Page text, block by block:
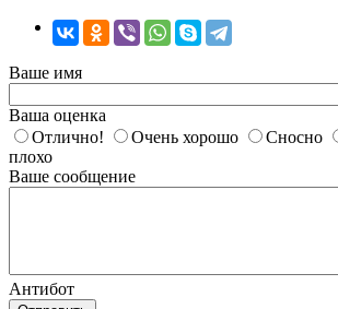
Ваше имя
Ваша оценка
Отлично!
Очень хорошо Сносно
плохо
Ваше сообщение
Антибот